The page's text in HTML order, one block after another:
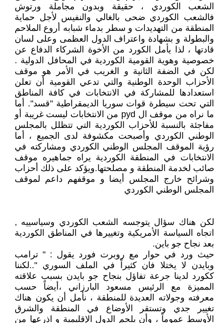
الشعب الكوردي ، حقيقة وبدون مجاملة ورتوش
فالشعب الكوردي ضحى بالغالي والنفيس لأجل حماية
المنطقة من التهديدات و سطر بدماء شبابه أروع الملاحم
والبطولة و بشهادة واعتراف الدول العظمى وعلى لسان
قادتها ، لذا يأمل الكورد من الأخوة الشركاء الدفاع عن
خصوصية وهوية القومية الكوردية في المحافل الدولية .
لكن في الضفة الثانية و الغريب في الأمر هو موقف
الأحزاب الوحدة الوطنية والتي تدعي القومية أن تعلن
استعدادها للمشاركة في الانتخابات في كافة المناطق
التي تحت سيطرة قوات سوريا الديمقراطية "قسد". أما
ما نراه من موقف ال pyd من الانتخابات ليست غريبة أو
مفاجئة بالنسبة للأحزاب الكوردية التي تتظلل بالمجلس
الوطني الكوردي وأصبحت مكشوفة لدى الجميع ، أما
رؤية الموقف المجلس الوطني الكوردي ومشاركته في
الانتخابات في المنطقة الكوردية يراه جماهيره موقف
صائب لخدمة المنطقة و مصلحتها.ويؤكد على ذلك أحزاب
وشرائح خارج المجلس أيضا و موقفهم داعم لموقف
المجلس الوطني الكوردي
لكن هناك سؤال يتوجسه الشعب الكوردي وسياسييه ,
اتجاه السياسة الأمريكية وتغييرها في المناطق الكوردية
بعد نجاح جو باين.
حيث ورد في حوار مع روبرت فورد يقول : " ترامب
وبايدن لا يختلا فان كثيراً في الملف السوري "..لكننا
ككورد لدينا جرعة تفاؤل بنجاح جو بايدن بسبب علاقته
المميزة مع الرئيس مسعود البارزاني ،أيضاً حسب
معرفته وجولاته العديدة للمنطقة ، نأمل أن يكون هناك
تغيير جدي وتستقر الأوضاع في المنطقة والشرق
الأوسط عموماً ، وأن يلجم الدول الإقليمية و اذرعها من